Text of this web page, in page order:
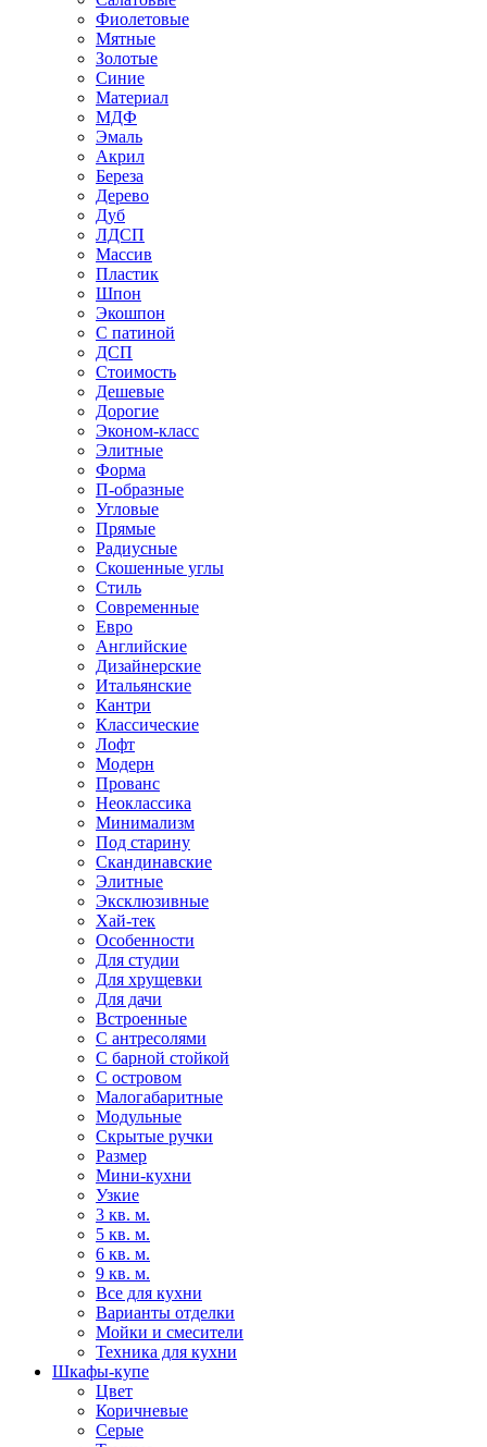
Фиолетовые
Мятные
Золотые
Синие
Материал
МДФ
Эмаль
Акрил
Береза
Дерево
Дуб
ЛДСП
Массив
Пластик
Шпон
Экошпон
С патиной
ДСП
Стоимость
Дешевые
Дорогие
Эконом-класс
Элитные
Форма
П-образные
Угловые
Прямые
Радиусные
Скошенные углы
Стиль
Современные
Евро
Английские
Дизайнерские
Итальянские
Кантри
Классические
Лофт
Модерн
Прованс
Неоклассика
Минимализм
Под старину
Скандинавские
Элитные
Эксклюзивные
Хай-тек
Особенности
Для студии
Для хрущевки
Для дачи
Встроенные
С антресолями
С барной стойкой
С островом
Малогабаритные
Модульные
Скрытые ручки
Размер
Мини-кухни
Узкие
3 кв. м.
5 кв. м.
6 кв. м.
9 кв. м.
Все для кухни
Варианты отделки
Мойки и смесители
Техника для кухни
Шкафы-купе
Цвет
Коричневые
Серые